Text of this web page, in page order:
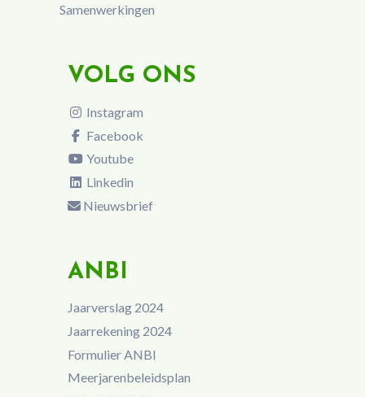
Samenwerkingen
VOLG ONS
Instagram
Facebook
Youtube
Linkedin
Nieuwsbrief
ANBI
Jaarverslag 2024
Jaarrekening 2024
Formulier ANBI
Meerjarenbeleidsplan